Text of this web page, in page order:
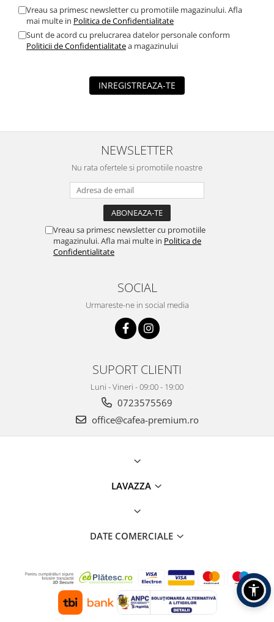
Vreau sa primesc newsletter cu promotiile magazinului. Afla
mai multe in Politica de Confidentialitate
Sunt de acord cu prelucrarea datelor personale conform
Politicii de Confidentialitatea magazinului
INREGISTREAZA-TE
NEWSLETTER
Nu rata ofertele si promotiile noastre
Vreau sa primesc newsletter cu promotiile
magazinului. Afla mai multe in Politica de
Confidentialitate
SOCIAL
Urmareste-ne in social media
SUPORT CLIENTI
Luni - Vineri - 09:00 - 19:00
0723575569
office@cafea-premium.ro
LAVAZZA
DATE COMERCIALE